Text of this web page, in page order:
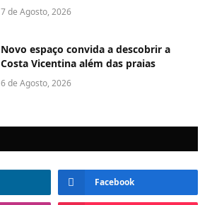
7 de Agosto, 2026
Novo espaço convida a descobrir a
Costa Vicentina além das praias
6 de Agosto, 2026
Facebook